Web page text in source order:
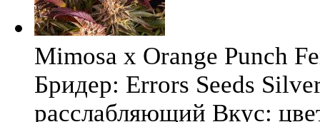
Mimosa x Orange Punch
Бридер: Errors Seeds
расслабляющий Вкус: